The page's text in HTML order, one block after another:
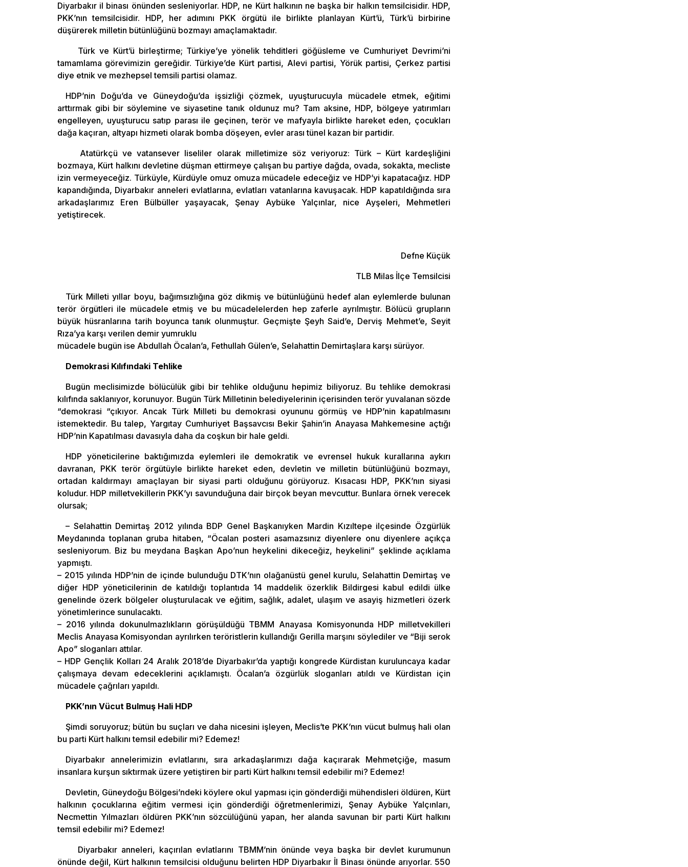
Diyarbakır il binası önünden sesleniyorlar. HDP, ne Kürt halkının ne başka bir halkın temsilcisidir. HDP,
PKK’nın temsilcisidir. HDP, her adımını PKK örgütü ile birlikte planlayan Kürt’ü, Türk’ü birbirine
düşürerek milletin bütünlüğünü bozmayı amaçlamaktadır.
Türk ve Kürt’ü birleştirme; Türkiye’ye yönelik tehditleri göğüsleme ve Cumhuriyet Devrimi’ni
tamamlama görevimizin gereğidir. Türkiye’de Kürt partisi, Alevi partisi, Yörük partisi, Çerkez partisi
diye etnik ve mezhepsel temsili partisi olamaz.
HDP’nin Doğu’da ve Güneydoğu’da işsizliği çözmek, uyuşturucuyla mücadele etmek, eğitimi
arttırmak gibi bir söylemine ve siyasetine tanık oldunuz mu? Tam aksine, HDP, bölgeye yatırımları
engelleyen, uyuşturucu satıp parası ile geçinen, terör ve mafyayla birlikte hareket eden, çocukları
dağa kaçıran, altyapı hizmeti olarak bomba döşeyen, evler arası tünel kazan bir partidir.
Atatürkçü ve vatansever liseliler olarak milletimize söz veriyoruz: Türk – Kürt kardeşliğini
bozmaya, Kürt halkını devletine düşman ettirmeye çalışan bu partiye dağda, ovada, sokakta, mecliste
izin vermeyeceğiz. Türküyle, Kürdüyle omuz omuza mücadele edeceğiz ve HDP’yi kapatacağız. HDP
kapandığında, Diyarbakır anneleri evlatlarına, evlatları vatanlarına kavuşacak. HDP kapatıldığında sıra
arkadaşlarımız Eren Bülbüller yaşayacak, Şenay Aybüke Yalçınlar, nice Ayşeleri, Mehmetleri
yetiştirecek.
Defne Küçük
TLB Milas İlçe Temsilcisi
Türk Milleti yıllar boyu, bağımsızlığına göz dikmiş ve bütünlüğünü hedef alan eylemlerde bulunan
terör örgütleri ile mücadele etmiş ve bu mücadelelerden hep zaferle ayrılmıştır. Bölücü grupların
büyük hüsranlarına tarih boyunca tanık olunmuştur. Geçmişte Şeyh Said’e, Derviş Mehmet’e, Seyit
Rıza’ya karşı verilen demir yumruklu
mücadele bugün ise Abdullah Öcalan’a, Fethullah Gülen’e, Selahattin Demirtaşlara karşı sürüyor.
Demokrasi Kılıfındaki Tehlike
Bugün meclisimizde bölücülük gibi bir tehlike olduğunu hepimiz biliyoruz. Bu tehlike demokrasi
kılıfında saklanıyor, korunuyor. Bugün Türk Milletinin belediyelerinin içerisinden terör yuvalanan sözde
“demokrasi “çıkıyor. Ancak Türk Milleti bu demokrasi oyununu görmüş ve HDP’nin kapatılmasını
istemektedir. Bu talep, Yargıtay Cumhuriyet Başsavcısı Bekir Şahin’in Anayasa Mahkemesine açtığı
HDP’nin Kapatılması davasıyla daha da coşkun bir hale geldi.
HDP yöneticilerine baktığımızda eylemleri ile demokratik ve evrensel hukuk kurallarına aykırı
davranan, PKK terör örgütüyle birlikte hareket eden, devletin ve milletin bütünlüğünü bozmayı,
ortadan kaldırmayı amaçlayan bir siyasi parti olduğunu görüyoruz. Kısacası HDP, PKK’nın siyasi
koludur. HDP milletvekillerin PKK’yı savunduğuna dair birçok beyan mevcuttur. Bunlara örnek verecek
olursak;
– Selahattin Demirtaş 2012 yılında BDP Genel Başkanıyken Mardin Kızıltepe ilçesinde Özgürlük
Meydanında toplanan gruba hitaben, “Öcalan posteri asamazsınız diyenlere onu diyenlere açıkça
sesleniyorum. Biz bu meydana Başkan Apo’nun heykelini dikeceğiz, heykelini” şeklinde açıklama
yapmıştı.
– 2015 yılında HDP’nin de içinde bulunduğu DTK’nın olağanüstü genel kurulu, Selahattin Demirtaş ve
diğer HDP yöneticilerinin de katıldığı toplantıda 14 maddelik özerklik Bildirgesi kabul edildi ülke
genelinde özerk bölgeler oluşturulacak ve eğitim, sağlık, adalet, ulaşım ve asayiş hizmetleri özerk
yönetimlerince sunulacaktı.
– 2016 yılında dokunulmazlıkların görüşüldüğü TBMM Anayasa Komisyonunda HDP milletvekilleri
Meclis Anayasa Komisyondan ayrılırken teröristlerin kullandığı Gerilla marşını söylediler ve “Biji serok
Apo” sloganları attılar.
– HDP Gençlik Kolları 24 Aralık 2018’de Diyarbakır’da yaptığı kongrede Kürdistan kuruluncaya kadar
çalışmaya devam edeceklerini açıklamıştı. Öcalan’a özgürlük sloganları atıldı ve Kürdistan için
mücadele çağrıları yapıldı.
PKK’nın Vücut Bulmuş Hali HDP
Şimdi soruyoruz; bütün bu suçları ve daha nicesini işleyen, Meclis’te PKK’nın vücut bulmuş hali olan
bu parti Kürt halkını temsil edebilir mi? Edemez!
Diyarbakır annelerimizin evlatlarını, sıra arkadaşlarımızı dağa kaçırarak Mehmetçiğe, masum
insanlara kurşun sıktırmak üzere yetiştiren bir parti Kürt halkını temsil edebilir mi? Edemez!
Devletin, Güneydoğu Bölgesi’ndeki köylere okul yapması için gönderdiği mühendisleri öldüren, Kürt
halkının çocuklarına eğitim vermesi için gönderdiği öğretmenlerimizi, Şenay Aybüke Yalçınları,
Necmettin Yılmazları öldüren PKK’nın sözcülüğünü yapan, her alanda savunan bir parti Kürt halkını
temsil edebilir mi? Edemez!
Diyarbakır anneleri, kaçırılan evlatlarını TBMM’nin önünde veya başka bir devlet kurumunun
önünde değil, Kürt halkının temsilcisi olduğunu belirten HDP Diyarbakır İl Binası önünde arıyorlar. 550